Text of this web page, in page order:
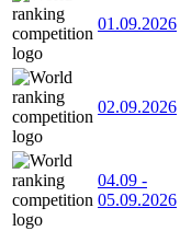
01.09.2026
02.09.2026
04.09 -
05.09.2026